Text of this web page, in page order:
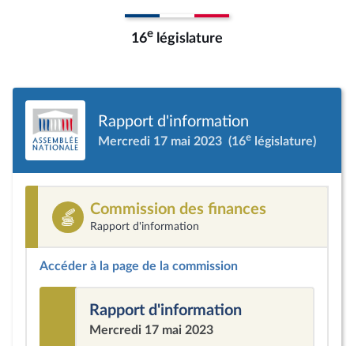
16e législature
Rapport d'information
Mercredi 17 mai 2023 (16e législature)
Commission des finances
Rapport d'information
Accéder à la page de la commission
Rapport d'information
Mercredi 17 mai 2023